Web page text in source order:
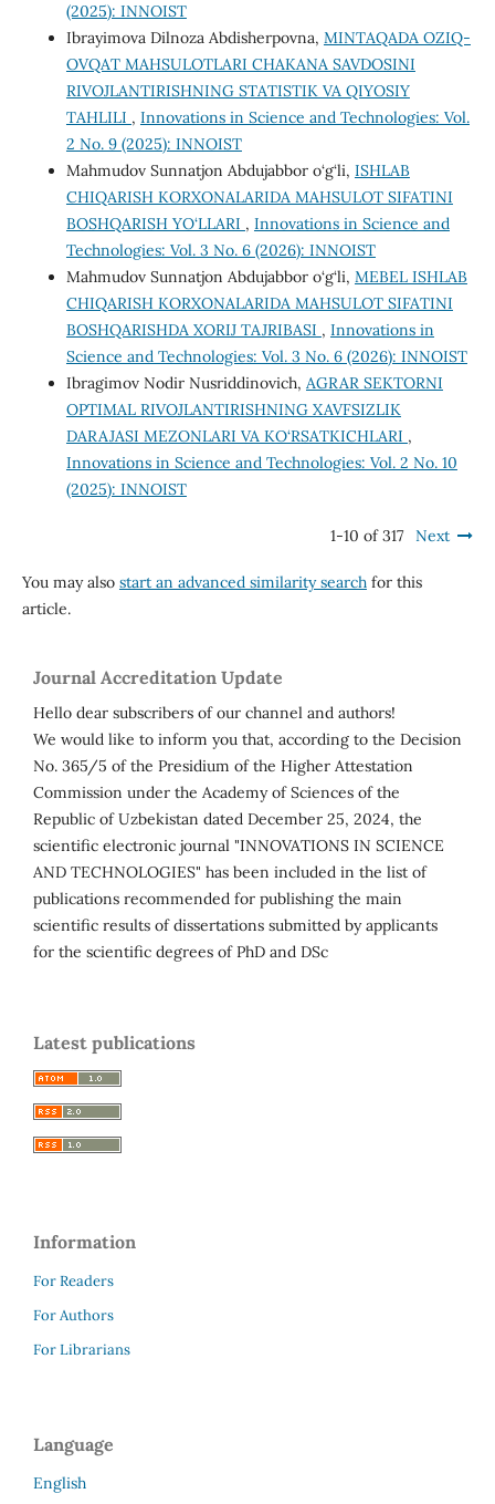
(2025): INNOIST
Ibrayimova Dilnoza Abdisherpovna, MINTAQADA OZIQ-
OVQAT MAHSULOTLARI CHAKANA SAVDOSINI
RIVOJLANTIRISHNING STATISTIK VA QIYOSIY
TAHLILI , Innovations in Science and Technologies: Vol.
2 No. 9 (2025): INNOIST
Mahmudov Sunnatjon Abdujabbor o‘g‘li, ISHLAB
CHIQARISH KORXONALARIDA MAHSULOT SIFATINI
BOSHQARISH YO‘LLARI , Innovations in Science and
Technologies: Vol. 3 No. 6 (2026): INNOIST
Mahmudov Sunnatjon Abdujabbor o‘g‘li, MEBEL ISHLAB
CHIQARISH KORXONALARIDA MAHSULOT SIFATINI
BOSHQARISHDA XORIJ TAJRIBASI , Innovations in
Science and Technologies: Vol. 3 No. 6 (2026): INNOIST
Ibragimov Nodir Nusriddinovich, AGRAR SEKTORNI
OPTIMAL RIVOJLANTIRISHNING XAVFSIZLIK
DARAJASI MEZONLARI VA KO‘RSATKICHLARI ,
Innovations in Science and Technologies: Vol. 2 No. 10
(2025): INNOIST
1-10 of 317 Next
You may also start an advanced similarity searchfor this
article.
Journal Accreditation Update
Hello dear subscribers of our channel and authors!
We would like to inform you that, according to the Decision
No. 365/5 of the Presidium of the Higher Attestation
Commission under the Academy of Sciences of the
Republic of Uzbekistan dated December 25, 2024, the
scientific electronic journal "INNOVATIONS IN SCIENCE
AND TECHNOLOGIES" has been included in the list of
publications recommended for publishing the main
scientific results of dissertations submitted by applicants
for the scientific degrees of PhD and DSc
Latest publications
Information
For Readers
For Authors
For Librarians
Language
English